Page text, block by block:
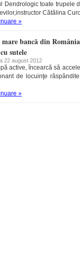
Dendrologic toate trupele
Cătălina
»
bancă din
sutele
22 august 2012
active, încearcă să
de locuinţe
»